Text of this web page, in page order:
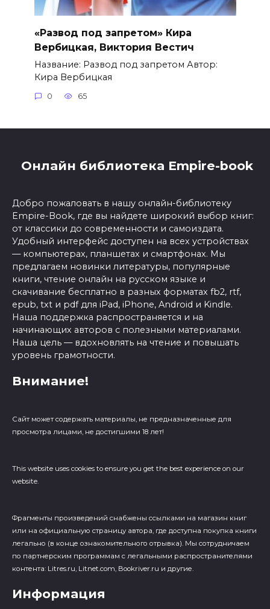
«Развод под запретом» Кира
Вербицкая, Виктория Вестич
Название: Развод под запретом Автор:
Кира Вербицкая
0 65
Онлайн библиотека Empire-book
Добро пожаловать в нашу онлайн-библиотеку
Empire-Book, где вы найдете широкий выбор книг:
от классики до современности и самоиздата.
Удобный интерфейс доступен на всех устройствах
— компьютерах, планшетах и смартфонах. Мы
предлагаем новинки литературы, популярные
книги, чтение онлайн на русском языке и
скачивание бесплатно в разных форматах fb2, rtf,
epub, txt и pdf для iPad, iPhone, Android и Kindle.
Наша поддержка распространяется и на
начинающих авторов с полезными материалами.
Наша цель — вдохновлять на чтение и повышать
уровень грамотности.
Внимание!
Сайт может содержать материалы, не предназначенные для
просмотра лицами, не достигшими 18 лет!
This website uses cookies to ensure you get the best experience on our
website.
Фрагменты произведений cнабжены ссылками на магазин книг
или на официальную страницу автора, где доступна покупка книги
легально (в конце ознакомительного отрывка). Мы сотрудничаем
по партнерским программам с легальными распространителями
контента: Litres.ru, Litnet.com, Bookriver.ru и другие.
Информация